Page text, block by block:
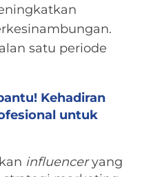
satu periode
Kehadiran
untuk
influenceryang